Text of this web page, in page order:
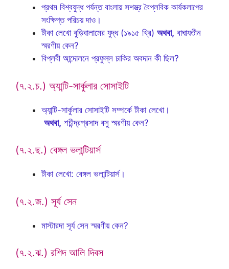
প্রথম বিশ্বযুদ্ধ পর্যন্ত বাংলায় সশস্ত্র বৈপ্লবিক কার্যকলাপের
সংক্ষিপ্ত পরিচয় দাও।
টীকা লেখো বুড়িবালামের যুদ্ধ (১৯১৫ খ্রি) অথবা, বাঘাযতীন
স্মরণীয় কেন?
বিপ্লবী আন্দোলনে প্রফুল্ল চাকির অবদান কী ছিল?
(৭.২.চ.) অ্যান্টি-সার্কুলার সোসাইটি
অ্যান্টি-সার্কুলার সোসাইটি সম্পর্কে টীকা লেখো।
অথবা, শচীন্দ্রপ্রসাদ বসু স্মরণীয় কেন?
(৭.২.ছ.) বেঙ্গল ভলান্টিয়ার্স
টীকা লেখো: বেঙ্গল ভলান্টিয়ার্স।
(৭.২.জ.) সূর্য সেন
মাস্টারদা সূর্য সেন স্মরণীয় কেন?
(৭.২.ঝ.) রশিদ আলি দিবস